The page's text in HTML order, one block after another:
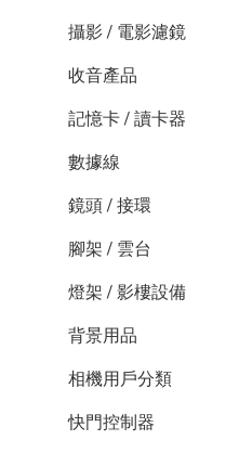
攝影 / 電影濾鏡
收音產品
記憶卡 / 讀卡器
數據線
鏡頭 / 接環
腳架 / 雲台
燈架 / 影樓設備
背景用品
相機用戶分類
快門控制器